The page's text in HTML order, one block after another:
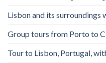
Lisbon and its surroundings
Group tours from Porto to
Tour to Lisbon, Portugal,